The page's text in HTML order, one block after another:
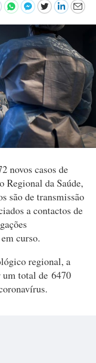
novos casos de
Regional da Saúde,
são de transmissão
a contactos de
curso.
regional, a
total de 6470